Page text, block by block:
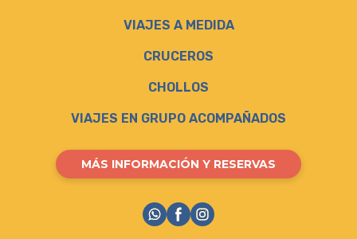
VIAJES A MEDIDA
CRUCEROS
CHOLLOS
VIAJES EN GRUPO ACOMPAÑADOS
MÁS INFORMACIÓN Y RESERVAS